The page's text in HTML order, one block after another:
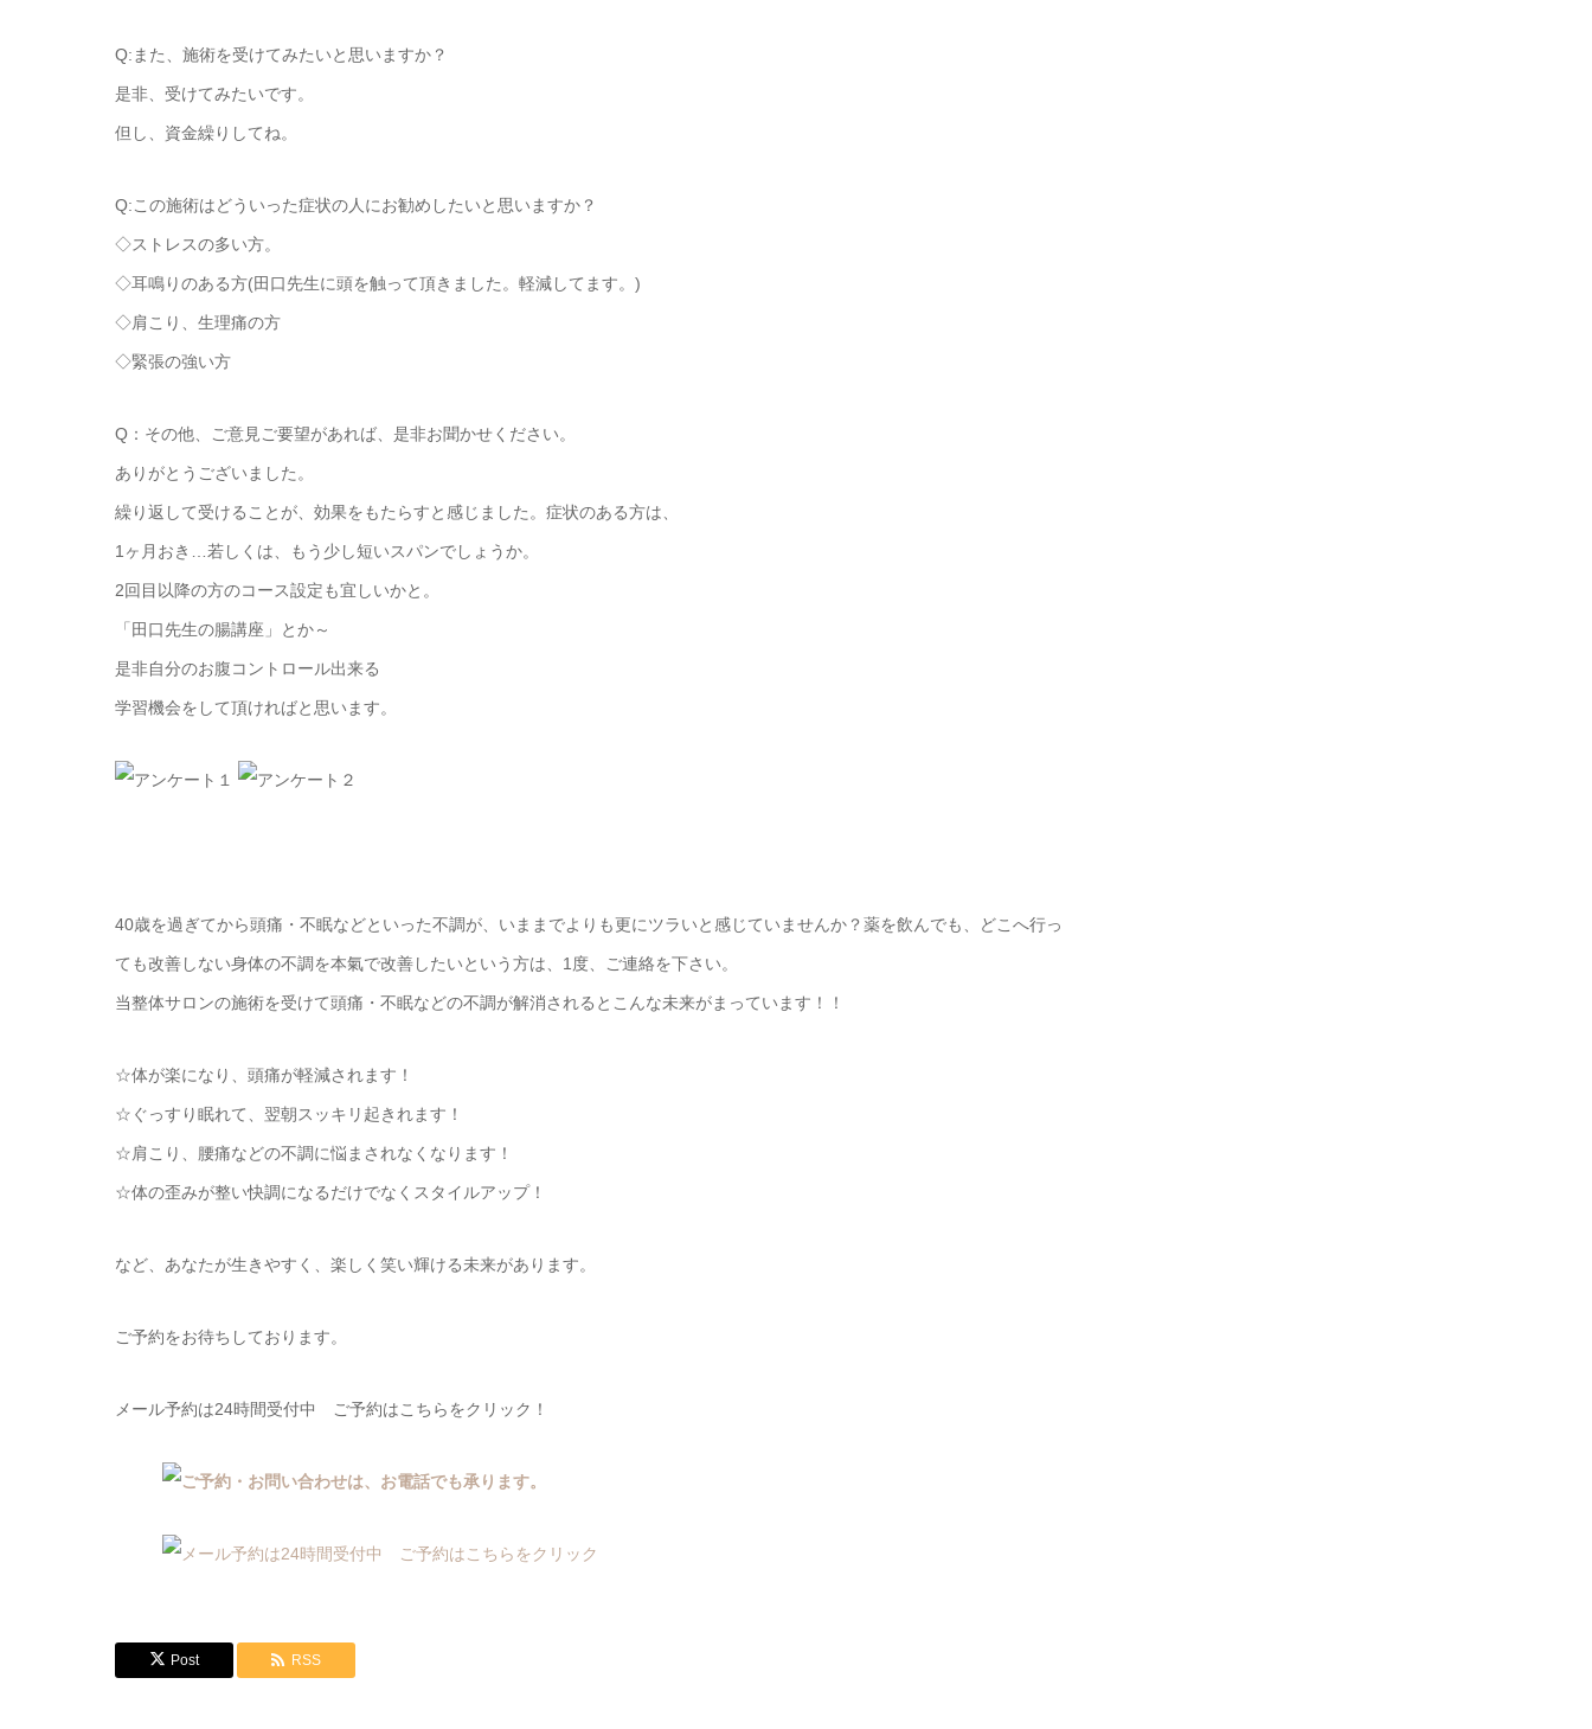
Q:また、施術を受けてみたいと思いますか？
是非、受けてみたいです。
但し、資金繰りしてね。
Q:この施術はどういった症状の人にお勧めしたいと思いますか？
◇ストレスの多い方。
◇耳鳴りのある方(田口先生に頭を触って頂きました。軽減してます。)
◇肩こり、生理痛の方
◇緊張の強い方
Q：その他、ご意見ご要望があれば、是非お聞かせください。
ありがとうございました。
繰り返して受けることが、効果をもたらすと感じました。症状のある方は、
1ヶ月おき…若しくは、もう少し短いスパンでしょうか。
2回目以降の方のコース設定も宜しいかと。
「田口先生の腸講座」とか～
是非自分のお腹コントロール出来る
学習機会をして頂ければと思います。
40歳を過ぎてから頭痛・不眠などといった不調が、いままでよりも更にツラいと感じていませんか？薬を飲んでも、どこへ行っ
ても改善しない身体の不調を本氣で改善したいという方は、1度、ご連絡を下さい。
当整体サロンの施術を受けて頭痛・不眠などの不調が解消されるとこんな未来がまっています！！
☆体が楽になり、頭痛が軽減されます！
☆ぐっすり眠れて、翌朝スッキリ起きれます！
☆肩こり、腰痛などの不調に悩まされなくなります！
☆体の歪みが整い快調になるだけでなくスタイルアップ！
など、あなたが生きやすく、楽しく笑い輝ける未来があります。
ご予約をお待ちしております。
メール予約は24時間受付中 ご予約はこちらをクリック！
Post RSS